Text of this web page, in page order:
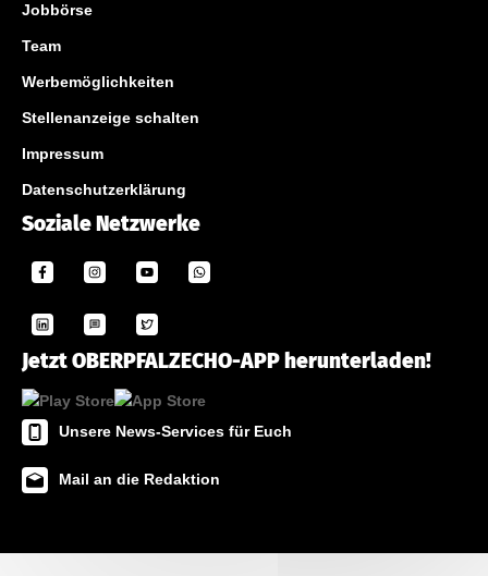
Jobbörse
Team
Werbemöglichkeiten
Stellenanzeige schalten
Impressum
Datenschutzerklärung
Soziale Netzwerke
Jetzt OBERPFALZECHO-APP herunterladen!
Unsere News-Services für Euch
Mail an die Redaktion